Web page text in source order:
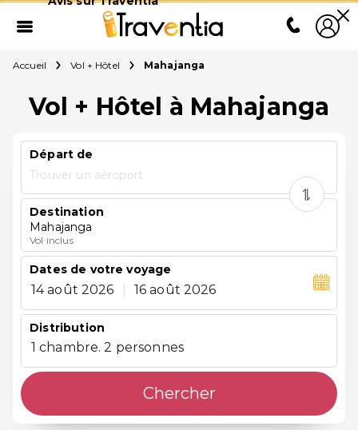
Accueil Vol + Hôtel Mahajanga
Vol + Hôtel à Mahajanga
Départ de
Trouver un aéroport
Destination
Mahajanga
Vol inclus
Dates de votre voyage
14 août 2026 16 août 2026
Distribution
1 chambre. 2 personnes
Chercher